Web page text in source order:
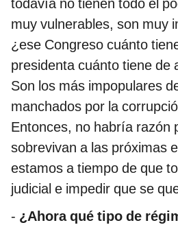
todavía no tienen todo el
muy vulnerables, son muy
¿ese Congreso cuánto
presidenta cuánto tiene de
Son los más impopulares
manchados por la
Entonces, no habría razón
sobrevivan a las próximas
estamos a tiempo de que
judicial e impedir que se
- ¿Ahora qué tipo de